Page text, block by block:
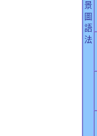
景
圖
語
法